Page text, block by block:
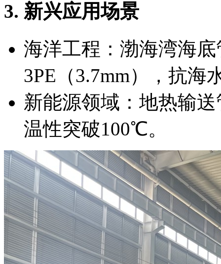
3. 新兴应用场景
海洋工程：渤海湾海
3PE（3.7mm），抗海
新能源领域：地热输
温性突破100℃。